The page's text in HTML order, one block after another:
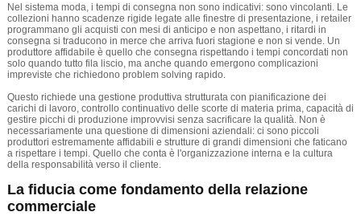
Nel sistema moda, i tempi di consegna non sono indicativi: sono vincolanti. Le
collezioni hanno scadenze rigide legate alle finestre di presentazione, i retailer
programmano gli acquisti con mesi di anticipo e non aspettano, i ritardi in
consegna si traducono in merce che arriva fuori stagione e non si vende. Un
produttore affidabile è quello che consegna rispettando i tempi concordati non
solo quando tutto fila liscio, ma anche quando emergono complicazioni
impreviste che richiedono problem solving rapido.
Questo richiede una gestione produttiva strutturata con pianificazione dei
carichi di lavoro, controllo continuativo delle scorte di materia prima, capacità di
gestire picchi di produzione improvvisi senza sacrificare la qualità. Non è
necessariamente una questione di dimensioni aziendali: ci sono piccoli
produttori estremamente affidabili e strutture di grandi dimensioni che faticano
a rispettare i tempi. Quello che conta è l'organizzazione interna e la cultura
della responsabilità verso il cliente.
La fiducia come fondamento della relazione
commerciale